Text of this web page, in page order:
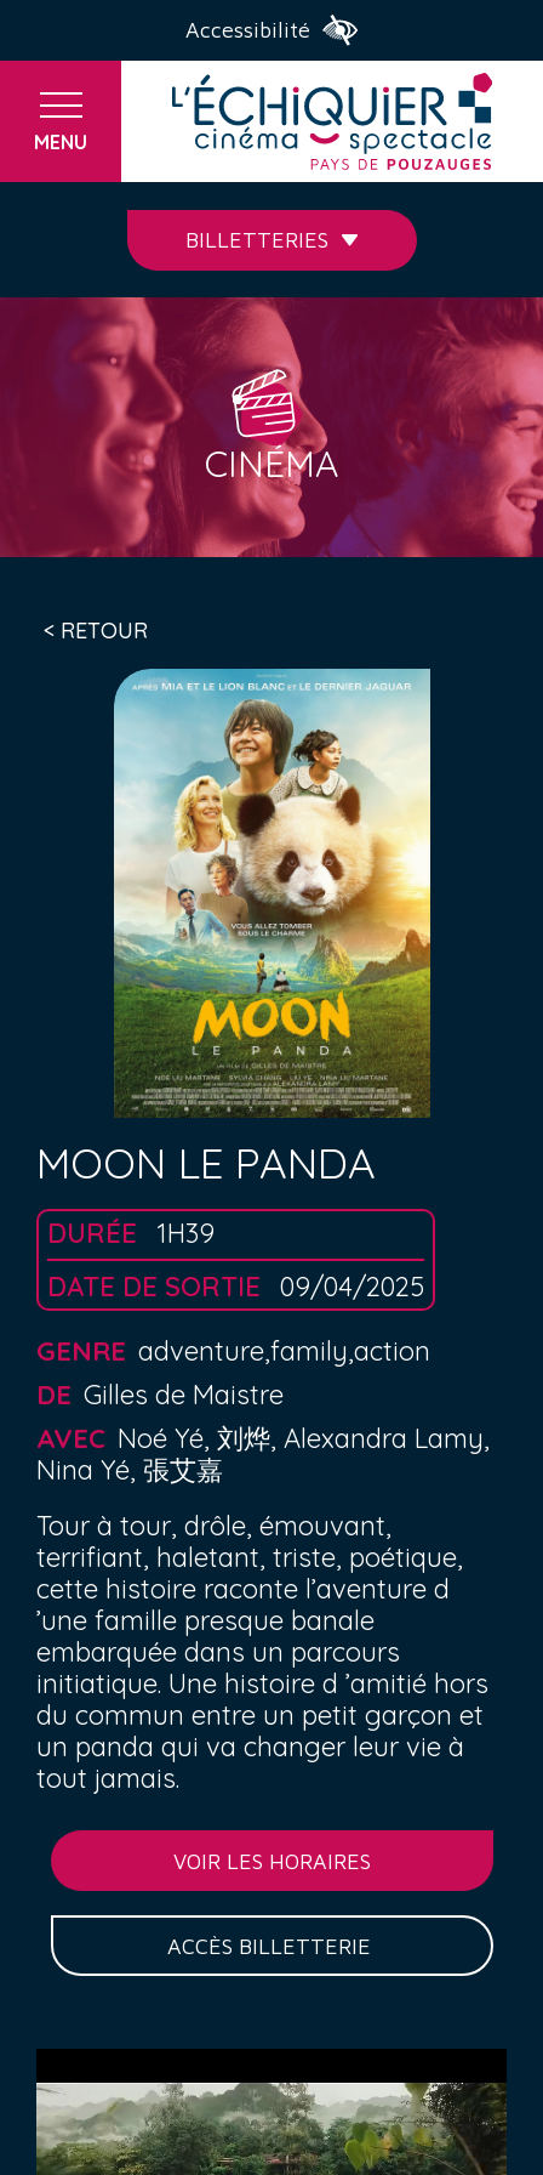
Accessibilité
MENU
BILLETTERIES
CINÉMA
MOON LE PANDA
DURÉE
1H39
DATE DE SORTIE
09/04/2025
GENRE adventure,family,action
DE Gilles de Maistre
AVEC Noé Yé, 刘烨, Alexandra Lamy,
Nina Yé, 張艾嘉
Tour à tour, drôle, émouvant,
terrifiant, haletant, triste, poétique,
cette histoire raconte l’aventure d
’une famille presque banale
embarquée dans un parcours
initiatique. Une histoire d ’amitié hors
du commun entre un petit garçon et
un panda qui va changer leur vie à
tout jamais.
VOIR LES HORAIRES
ACCÈS BILLETTERIE